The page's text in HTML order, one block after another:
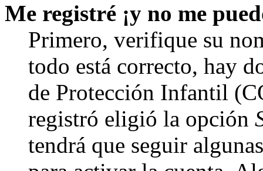
Me registré ¡y no me
Primero, verifique su
todo está correcto, hay
de Protección Infantil
registró eligió la opción
tendrá que seguir